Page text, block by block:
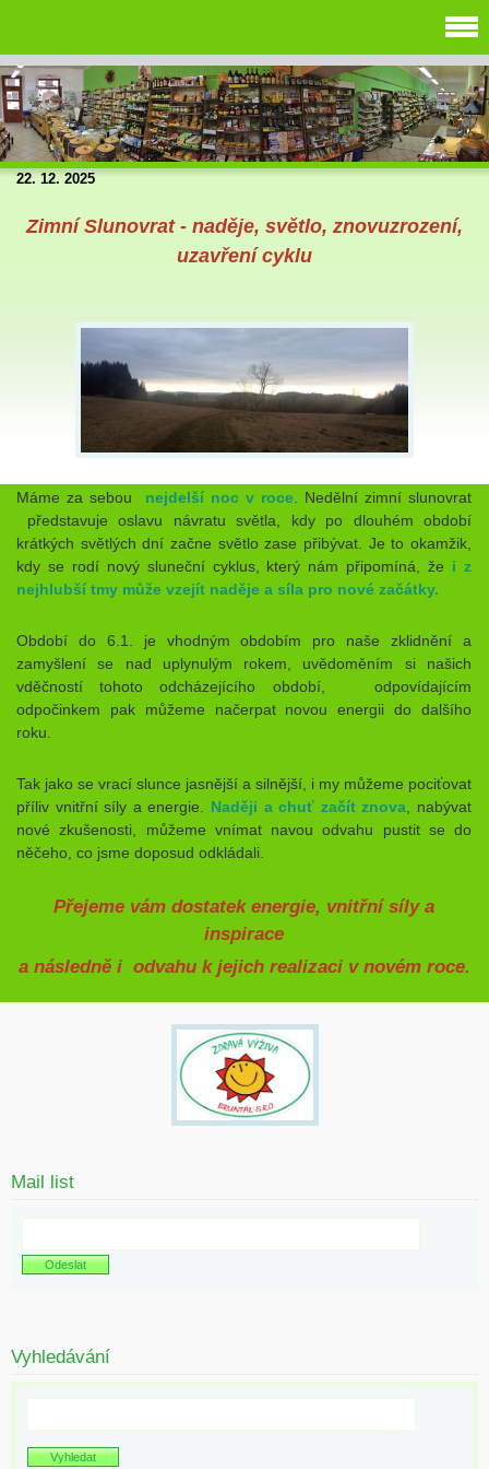
22. 12. 2025
Zimní Slunovrat - naděje, světlo, znovuzrození,
uzavření cyklu
Máme za sebou nejdelší noc v roce . Nedělní zimní slunovrat
představuje oslavu návratu světla, kdy po dlouhém období
krátkých světlých dní začne světlo zase přibývat. Je to okamžik,
kdy se rodí nový sluneční cyklus, který nám připomíná, že i z
nejhlubší tmy může vzejít naděje a síla pro nové začátky.
Období do 6.1. je vhodným obdobím pro naše zklidnění a
zamyšlení se nad uplynulým rokem, uvědoměním si našich
vděčností tohoto odcházejícího období, odpovídajícím
odpočinkem pak můžeme načerpat novou energii do dalšího
roku.
Tak jako se vrací slunce jasnější a silnější, i my můžeme pociťovat
příliv vnitřní síly a energie. Naději a chuť začít znova , nabývat
nové zkušenosti, můžeme vnímat navou odvahu pustit se do
něčeho, co jsme doposud odkládali.
Přejeme vám dostatek energie, vnitřní síly a
inspirace
a následně i odvahu k jejich realizaci v novém roce.
Mail list
Vyhledávání